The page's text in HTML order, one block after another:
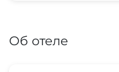
Об отеле